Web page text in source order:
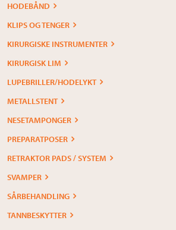
HODEBÅND
KLIPS OG TENGER
KIRURGISKE INSTRUMENTER
KIRURGISK LIM
LUPEBRILLER/HODELYKT
METALLSTENT
NESETAMPONGER
PREPARATPOSER
RETRAKTOR PADS / SYSTEM
SVAMPER
SÅRBEHANDLING
TANNBESKYTTER